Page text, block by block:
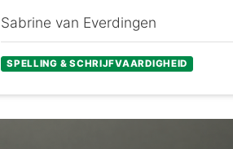
Sabrine van Everdingen
SPELLING & SCHRIJFVAARDIGHEID